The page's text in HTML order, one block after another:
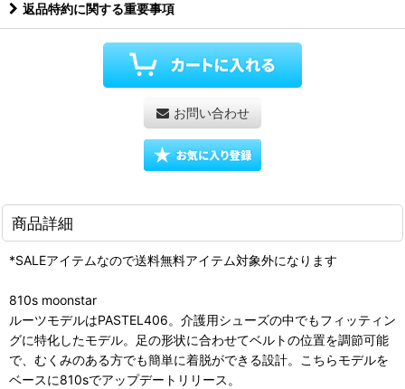
返品特約に関する重要事項
お問い合わせ
商品詳細
*SALEアイテムなので送料無料アイテム対象外になります
810s moonstar
ルーツモデルはPASTEL406。介護用シューズの中でもフィッティン
グに特化したモデル。足の形状に合わせてベルトの位置を調節可能
で、むくみのある方でも簡単に着脱ができる設計。こちらモデルを
ベースに810sでアップデートリリース。